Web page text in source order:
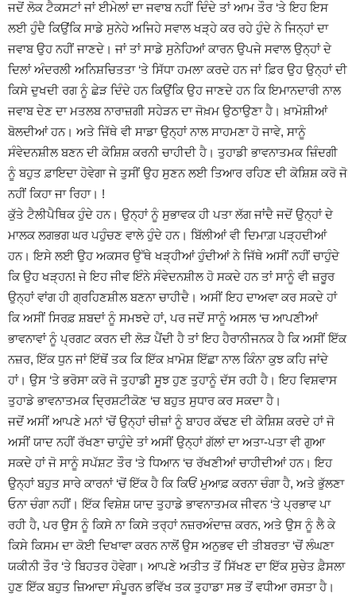
ਜਦੋਂ ਲੋਕ ਟੈਕਸਟਾਂ ਜਾਂ ਈਮੇਲਾਂ ਦਾ ਜਵਾਬ ਨਹੀਂ ਦਿੰਦੇ ਤਾਂ ਆਮ ਤੌਰ ‘ਤੇ ਇਹ ਇਸ
ਲਈ ਹੁੰਦੈ ਕਿਉਂਕਿ ਸਾਡੇ ਸੁਨੇਹੇ ਅਜਿਹੇ ਸਵਾਲ ਖੜ੍ਹੇ ਕਰ ਰਹੇ ਹੁੰਦੇ ਨੇ ਜਿਨ੍ਹਾਂ ਦਾ
ਜਵਾਬ ਉਹ ਨਹੀਂ ਜਾਣਦੇ। ਜਾਂ ਤਾਂ ਸਾਡੇ ਸੁਨੇਹਿਆਂ ਕਾਰਨ ਉਪਜੇ ਸਵਾਲ ਉਨ੍ਹਾਂ ਦੇ
ਦਿਲਾਂ ਅੰਦਰਲੀ ਅਨਿਸ਼ਚਿਤਤਾ ‘ਤੇ ਸਿੱਧਾ ਹਮਲਾ ਕਰਦੇ ਹਨ ਜਾਂ ਫ਼ਿਰ ਉਹ ਉਨ੍ਹਾਂ ਦੀ
ਕਿਸੇ ਦੁਖਦੀ ਰਗ ਨੂੰ ਛੇੜ ਦਿੰਦੇ ਹਨ ਕਿਉਂਕਿ ਉਹ ਜਾਣਦੇ ਹਨ ਕਿ ਇਮਾਨਦਾਰੀ ਨਾਲ
ਜਵਾਬ ਦੇਣ ਦਾ ਮਤਲਬ ਨਾਰਾਜ਼ਗੀ ਸਹੇੜਨ ਦਾ ਜੋਖ਼ਮ ਉਠਾਉਣਾ ਹੈ। ਖ਼ਾਮੋਸ਼ੀਆਂ
ਬੋਲਦੀਆਂ ਹਨ। ਅਤੇ ਜਿੱਥੇ ਵੀ ਸਾਡਾ ਉਨ੍ਹਾਂ ਨਾਲ ਸਾਹਮਣਾ ਹੋ ਜਾਵੇ, ਸਾਨੂੰ
ਸੰਵੇਦਨਸ਼ੀਲ ਬਣਨ ਦੀ ਕੋਸ਼ਿਸ਼ ਕਰਨੀ ਚਾਹੀਦੀ ਹੈ। ਤੁਹਾਡੀ ਭਾਵਨਾਤਮਕ ਜ਼ਿੰਦਗੀ
ਨੂੰ ਬਹੁਤ ਫ਼ਾਇਦਾ ਹੋਵੇਗਾ ਜੇ ਤੁਸੀਂ ਉਹ ਸੁਣਨ ਲਈ ਤਿਆਰ ਰਹਿਣ ਦੀ ਕੋਸ਼ਿਸ਼ ਕਰੋ ਜੋ
ਨਹੀਂ ਕਿਹਾ ਜਾ ਰਿਹਾ। !
ਕੁੱਤੇ ਟੈਲੀਪੈਥਿਕ ਹੁੰਦੇ ਹਨ। ਉਨ੍ਹਾਂ ਨੂੰ ਸੁਭਾਵਕ ਹੀ ਪਤਾ ਲੱਗ ਜਾਂਦੈ ਜਦੋਂ ਉਨ੍ਹਾਂ ਦੇ
ਮਾਲਕ ਲਗਭਗ ਘਰ ਪਹੁੰਚਣ ਵਾਲੇ ਹੁੰਦੇ ਹਨ। ਬਿੱਲੀਆਂ ਵੀ ਦਿਮਾਗ਼ ਪੜ੍ਹਦੀਆਂ
ਹਨ। ਇਸੇ ਲਈ ਉਹ ਅਕਸਰ ਉੱਥੇ ਖੜ੍ਹੀਆਂ ਹੁੰਦੀਆਂ ਨੇ ਜਿੱਥੇ ਅਸੀਂ ਨਹੀਂ ਚਾਹੁੰਦੇ
ਕਿ ਉਹ ਖੜ੍ਹਨ! ਜੇ ਇਹ ਜੀਵ ਇੰਨੇ ਸੰਵੇਦਨਸ਼ੀਲ ਹੋ ਸਕਦੇ ਹਨ ਤਾਂ ਸਾਨੂੰ ਵੀ ਜ਼ਰੂਰ
ਉਨ੍ਹਾਂ ਵਾਂਗ ਹੀ ਗ੍ਰਹਿਣਸ਼ੀਲ ਬਣਨਾ ਚਾਹੀਦੈ। ਅਸੀਂ ਇਹ ਦਾਅਵਾ ਕਰ ਸਕਦੇ ਹਾਂ
ਕਿ ਅਸੀਂ ਸਿਰਫ਼ ਸ਼ਬਦਾਂ ਨੂੰ ਸਮਝਦੇ ਹਾਂ, ਪਰ ਜਦੋਂ ਸਾਨੂੰ ਅਸਲ ‘ਚ ਆਪਣੀਆਂ
ਭਾਵਨਾਵਾਂ ਨੂੰ ਪ੍ਰਗਟ ਕਰਨ ਦੀ ਲੋੜ ਪੈਂਦੀ ਹੈ ਤਾਂ ਇਹ ਹੈਰਾਨੀਜਨਕ ਹੈ ਕਿ ਅਸੀਂ ਇੱਕ
ਨਜ਼ਰ, ਇੱਕ ਧੁਨ ਜਾਂ ਇੱਥੋਂ ਤਕ ਕਿ ਇੱਕ ਖ਼ਾਮੋਸ਼ ਇੱਛਾ ਨਾਲ ਕਿੰਨਾ ਕੁਝ ਕਹਿ ਜਾਂਦੇ
ਹਾਂ। ਉਸ ‘ਤੇ ਭਰੋਸਾ ਕਰੋ ਜੋ ਤੁਹਾਡੀ ਸੂਝ ਹੁਣ ਤੁਹਾਨੂੰ ਦੱਸ ਰਹੀ ਹੈ। ਇਹ ਵਿਸ਼ਵਾਸ
ਤੁਹਾਡੇ ਭਾਵਨਾਤਮਕ ਦ੍ਰਿਸ਼ਟੀਕੋਣ ‘ਚ ਬਹੁਤ ਸੁਧਾਰ ਕਰ ਸਕਦਾ ਹੈ।
ਜਦੋਂ ਅਸੀਂ ਆਪਣੇ ਮਨਾਂ ‘ਚੋਂ ਉਨ੍ਹਾਂ ਚੀਜ਼ਾਂ ਨੂੰ ਬਾਹਰ ਕੱਢਣ ਦੀ ਕੋਸ਼ਿਸ਼ ਕਰਦੇ ਹਾਂ ਜੋ
ਅਸੀਂ ਯਾਦ ਨਹੀਂ ਰੱਖਣਾ ਚਾਹੁੰਦੇ ਤਾਂ ਅਸੀਂ ਉਨ੍ਹਾਂ ਗੱਲਾਂ ਦਾ ਅਤਾ-ਪਤਾ ਵੀ ਗੁਆ
ਸਕਦੇ ਹਾਂ ਜੋ ਸਾਨੂੰ ਸਪੱਸ਼ਟ ਤੌਰ ‘ਤੇ ਧਿਆਨ ‘ਚ ਰੱਖਣੀਆਂ ਚਾਹੀਦੀਆਂ ਹਨ। ਇਹ
ਉਨ੍ਹਾਂ ਬਹੁਤ ਸਾਰੇ ਕਾਰਨਾਂ ‘ਚੋਂ ਇੱਕ ਹੈ ਕਿ ਕਿਓਂ ਮੁਆਫ਼ ਕਰਨਾ ਚੰਗਾ ਹੈ, ਅਤੇ ਭੁੱਲਣਾ
ਓਨਾ ਚੰਗਾ ਨਹੀਂ। ਇੱਕ ਵਿਸ਼ੇਸ਼ ਯਾਦ ਤੁਹਾਡੇ ਭਾਵਨਾਤਮਕ ਜੀਵਨ ‘ਤੇ ਪ੍ਰਭਾਵ ਪਾ
ਰਹੀ ਹੈ, ਪਰ ਉਸ ਨੂੰ ਕਿਸੇ ਨਾ ਕਿਸੇ ਤਰ੍ਹਾਂ ਨਜ਼ਰਅੰਦਾਜ਼ ਕਰਨ, ਅਤੇ ਉਸ ਨੂੰ ਲੈ ਕੇ
ਕਿਸੇ ਕਿਸਮ ਦਾ ਕੋਈ ਦਿਖਾਵਾ ਕਰਨ ਨਾਲੋਂ ਉਸ ਅਨੁਭਵ ਦੀ ਤੀਬਰਤਾ ‘ਚੋਂ ਲੰਘਣਾ
ਯਕੀਨੀ ਤੌਰ ‘ਤੇ ਬਿਹਤਰ ਹੋਵੇਗਾ। ਆਪਣੇ ਅਤੀਤ ਤੋਂ ਸਿੱਖਣ ਦਾ ਇੱਕ ਸੁਚੇਤ ਫ਼ੈਸਲਾ
ਹੁਣ ਇੱਕ ਬਹੁਤ ਜ਼ਿਆਦਾ ਸੰਪੂਰਨ ਭਵਿੱਖ ਤਕ ਤੁਹਾਡਾ ਸਭ ਤੋਂ ਵਧੀਆ ਰਸਤਾ ਹੈ।